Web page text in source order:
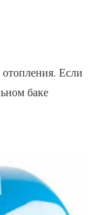
Если
баке